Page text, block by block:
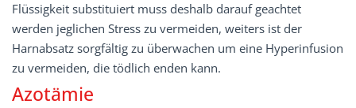
Flüssigkeit substituiert muss deshalb darauf geachtet
werden jeglichen Stress zu vermeiden, weiters ist der
Harnabsatz sorgfältig zu überwachen um eine Hyperinfusion
zu vermeiden, die tödlich enden kann.
Azotämie